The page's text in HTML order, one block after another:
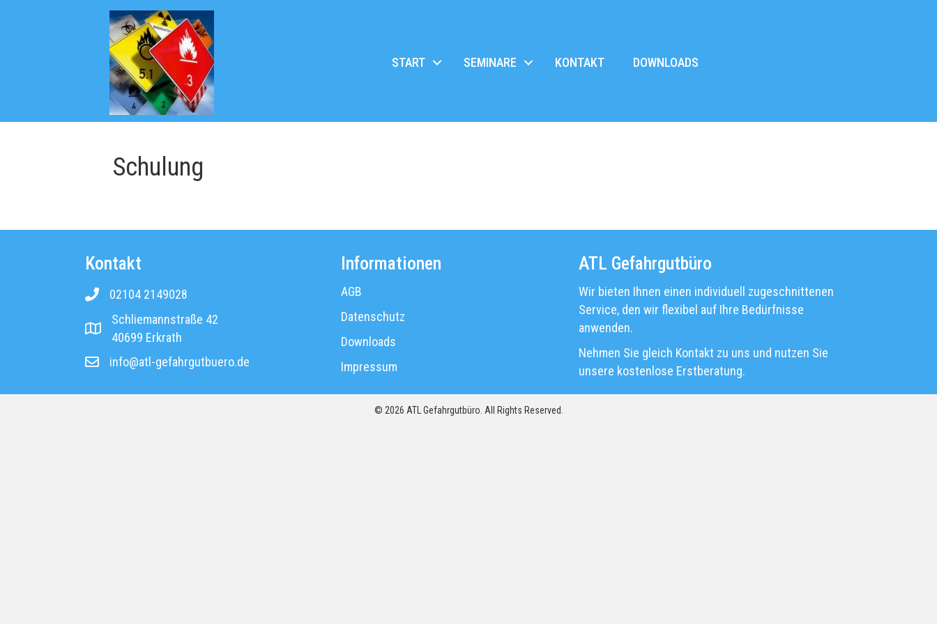
START SEMINARE KONTAKT DOWNLOADS
Schulung
Kontakt
Rufnummer ATL Gefahrgutbüro
02104 2149028
Adresse ATL Gefahrgutbüro
Schliemannstraße 42
40699 Erkrath
Email Adresse ATL Gefahrgutbüro
info@atl-gefahrgutbuero.de
Informationen
AGB
Datenschutz
Downloads
Impressum
ATL Gefahrgutbüro
Wir bieten Ihnen einen individuell zugeschnittenen
Service, den wir flexibel auf Ihre Bedürfnisse
anwenden.
Nehmen Sie gleich Kontakt zu uns und nutzen Sie
unsere kostenlose Erstberatung.
© 2026 ATL Gefahrgutbüro. All Rights Reserved.